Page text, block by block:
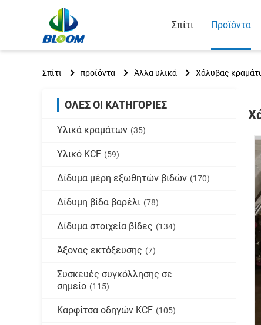
Σπίτι Προϊόντα
Σπίτι προϊόντα Άλλα υλικά Χάλυβας
ΌΛΕΣ ΟΙ ΚΑΤΗΓΟΡΊΕΣ
Υλικά κραμάτων (35)
Υλικό KCF (59)
Δίδυμα μέρη εξωθητών βιδών (170)
Δίδυμη βίδα βαρέλι (78)
Δίδυμα στοιχεία βίδες (134)
Άξονας εκτόξευσης (7)
Συσκευές συγκόλλησης σε
σημείο (115)
Καρφίτσα οδηγών KCF (105)